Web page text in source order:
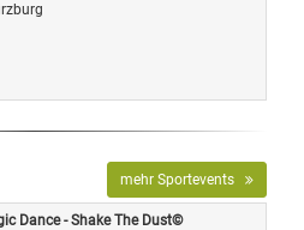
mehr Sportevents
Dance - Shake The Dust©